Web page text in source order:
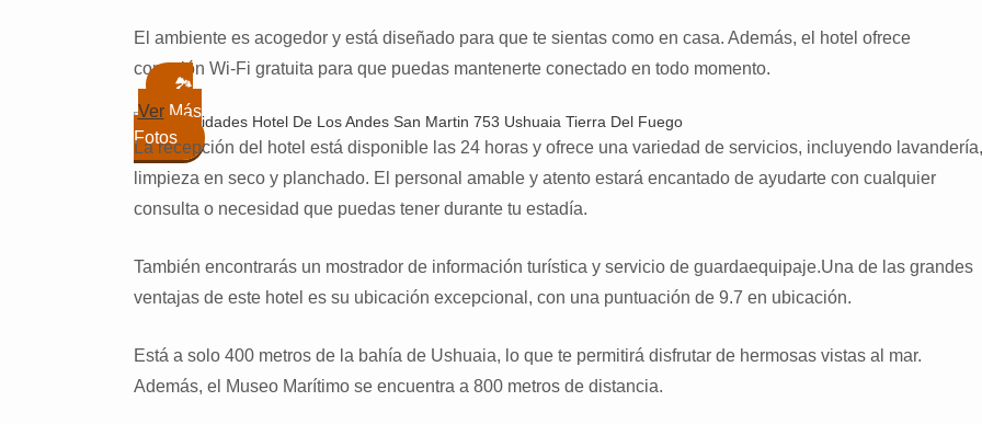
El ambiente es acogedor y está diseñado para que te sientas como en casa. Además, el hotel ofrece
conexión Wi-Fi gratuita para que puedas mantenerte conectado en todo momento.
🏞️
VerMás
Fotos
La recepción del hotel está disponible las 24 horas y ofrece una variedad de servicios, incluyendo lavandería,
limpieza en seco y planchado. El personal amable y atento estará encantado de ayudarte con cualquier
consulta o necesidad que puedas tener durante tu estadía.
También encontrarás un mostrador de información turística y servicio de guardaequipaje.Una de las grandes
ventajas de este hotel es su ubicación excepcional, con una puntuación de 9.7 en ubicación.
Está a solo 400 metros de la bahía de Ushuaia, lo que te permitirá disfrutar de hermosas vistas al mar.
Además, el Museo Marítimo se encuentra a 800 metros de distancia.